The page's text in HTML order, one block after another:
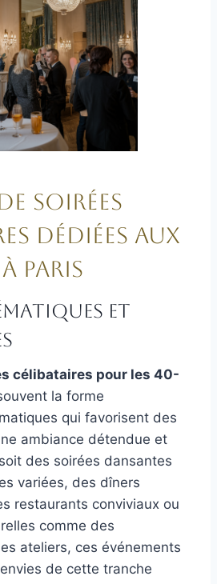
soirées
dédiées aux
Paris
et
célibataires pour les 40-
la forme
qui favorisent des
ambiance détendue et
des soirées dansantes
variées, des dîners
restaurants conviviaux ou
comme des
ateliers, ces événements
de cette tranche